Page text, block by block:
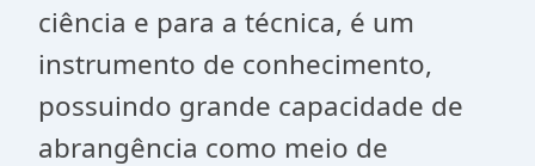
ciência e para a técnica, é um
instrumento de conhecimento,
possuindo grande capacidade de
abrangência como meio de